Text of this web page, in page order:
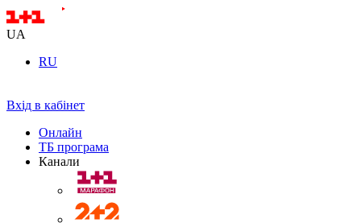
UA
RU
Вхід в кабінет
Онлайн
ТБ програма
Канали